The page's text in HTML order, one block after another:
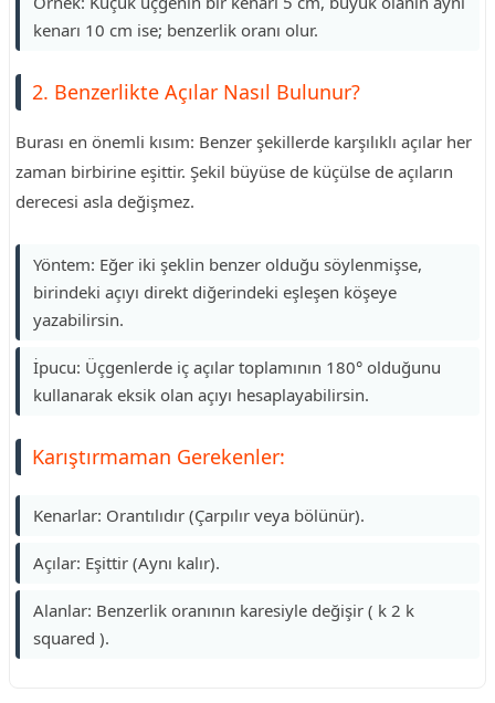
kenarı 10 cm ise; benzerlik oranı olur.
2. Benzerlikte Açılar Nasıl Bulunur?
Burası en önemli kısım: Benzer şekillerde karşılıklı açılar her
zaman birbirine eşittir. Şekil büyüse de küçülse de açıların
derecesi asla değişmez.
Yöntem: Eğer iki şeklin benzer olduğu söylenmişse,
birindeki açıyı direkt diğerindeki eşleşen köşeye
yazabilirsin.
İpucu: Üçgenlerde iç açılar toplamının 180° olduğunu
kullanarak eksik olan açıyı hesaplayabilirsin.
Karıştırmaman Gerekenler:
Kenarlar: Orantılıdır (Çarpılır veya bölünür).
Açılar: Eşittir (Aynı kalır).
Alanlar: Benzerlik oranının karesiyle değişir ( k 2 k
squared ).